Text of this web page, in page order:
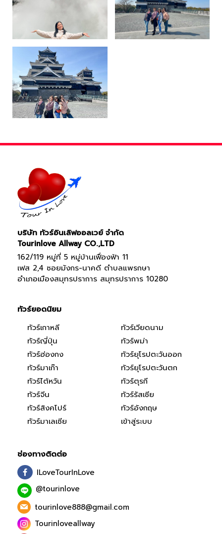
บริษัท ทัวร์อินเลิฟออลเวย์ จำกัด
Tourinlove Allway CO.,LTD
162/119 หมู่ที่ 5 หมู่บ้านเฟื่องฟ้า 11
เฟส 2,4 ซอยมังกร-นาคดี ตำบลแพรกษา
อำเภอเมืองสมุทรปราการ สมุทรปราการ 10280
ทัวร์ยอดนิยม
ทัวร์เกาหลี
ทัวร์ญี่ปุ่น
ทัวร์ฮ่องกง
ทัวร์มาเก๊า
ทัวร์ไต้หวัน
ทัวร์จีน
ทัวร์สิงคโปร์
ทัวร์มาเลเซีย
ทัวร์เวียดนาม
ทัวร์พม่า
ทัวร์ยุโรปตะวันออก
ทัวร์ยุโรปตะวันตก
ทัวร์ตุรกี
ทัวร์รัสเซีย
ทัวร์อังกฤษ
เข้าสู่ระบบ
ช่องทางติดต่อ
ILoveTourInLove
@tourinlove
tourinlove888@gmail.com
Tourinloveallway